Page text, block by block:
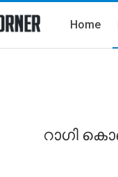
Home
റാഗി